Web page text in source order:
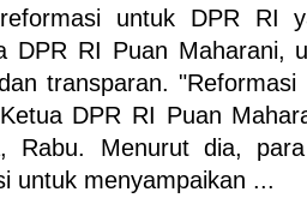
untuk DPR RI
DPR RI Puan Maharani,
transparan.
DPR RI Puan
Rabu. Menurut dia,
untuk menyampaikan ...